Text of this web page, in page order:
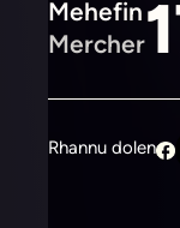
Mehefin
Mercher
Rhannu dolen